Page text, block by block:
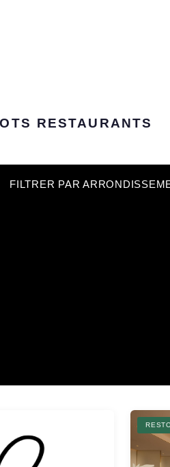
RESTAURANTS
FILTRER PAR